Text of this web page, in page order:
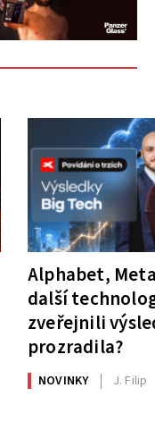
Alphabet,
další
zveřejnili
prozradila?
NOVINKY J. Filip